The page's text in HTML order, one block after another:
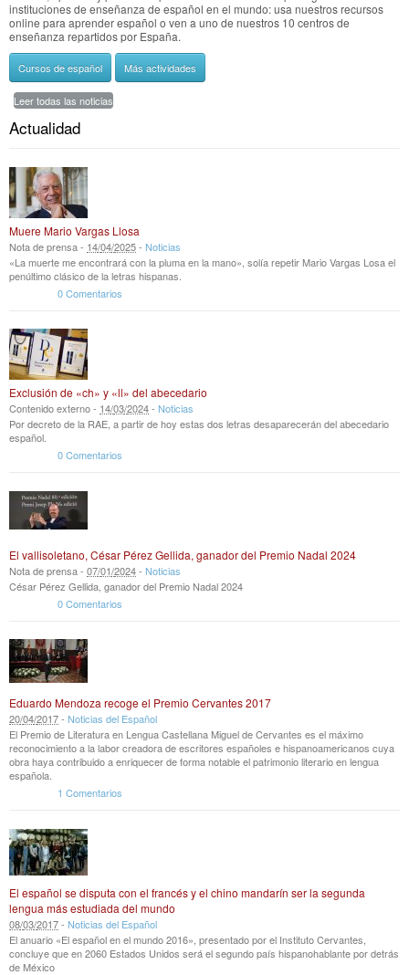
instituciones de enseñanza de español en el mundo: usa nuestros recursos
online para aprender español o ven a uno de nuestros 10 centros de
enseñanza repartidos por España.
Cursos de español Más actividades
Leer todas las noticias
Actualidad
Muere Mario Vargas Llosa
Nota de prensa - 14/04/2025- Noticias
«La muerte me encontrará con la pluma en la mano», solía repetir Mario Vargas Losa el
penúltimo clásico de la letras hispanas.
0 Comentarios
Exclusión de «ch» y «ll» del abecedario
Contenido externo - 14/03/2024- Noticias
Por decreto de la RAE, a partir de hoy estas dos letras desaparecerán del abecedario
español.
0 Comentarios
El vallisoletano, César Pérez Gellida, ganador del Premio Nadal 2024
Nota de prensa - 07/01/2024- Noticias
César Pérez Gellida, ganador del Premio Nadal 2024
0 Comentarios
Eduardo Mendoza recoge el Premio Cervantes 2017
20/04/2017- Noticias del Español
El Premio de Literatura en Lengua Castellana Miguel de Cervantes es el máximo
reconocimiento a la labor creadora de escritores españoles e hispanoamericanos cuya
obra haya contribuido a enriquecer de forma notable el patrimonio literario en lengua
española.
1 Comentarios
El español se disputa con el francés y el chino mandarín ser la segunda
lengua más estudiada del mundo
08/03/2017- Noticias del Español
El anuario «El español en el mundo 2016», presentado por el Instituto Cervantes,
concluye que en 2060 Estados Unidos será el segundo país hispanohablante por detrás
de México